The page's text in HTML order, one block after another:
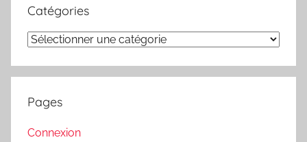
Catégories
Catégories
Pages
Connexion